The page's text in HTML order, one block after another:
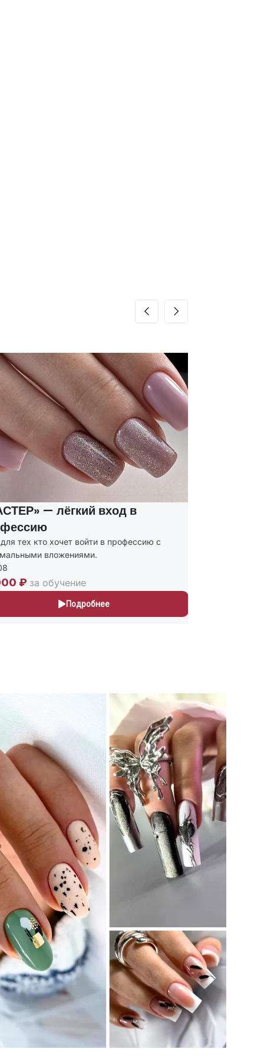
— лёгкий вход в
тех кто хочет войти в профессию с
вложениями.
₽ за обучение
Подробнее